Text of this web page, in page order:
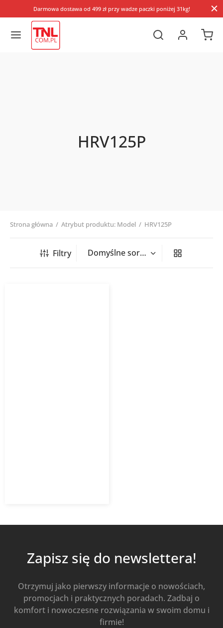
Darmowa dostawa od 499 zł przy wadze paczki poniżej 31kg!
HRV125P
Strona główna / Atrybut produktu: Model / HRV125P
Filtry
Zapisz się do newslettera!
Otrzymuj jako pierwszy informacje o nowościach,
promocjach i praktycznych poradach. Zadbaj o
komfort i nowoczesne rozwiązania w swoim domu i
firmie!